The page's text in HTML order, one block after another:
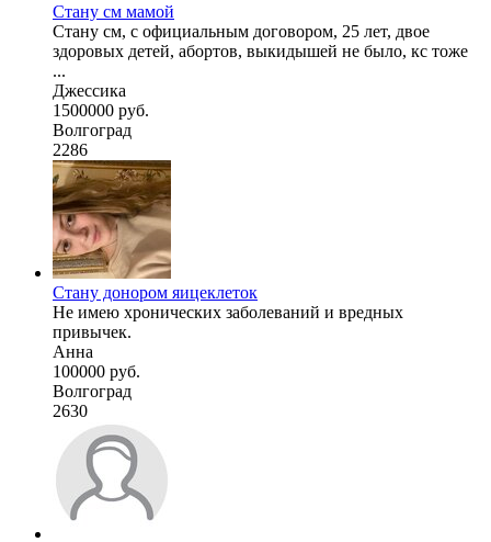
Стану см мамой
Стану см, с официальным договором, 25 лет, двое
здоровых детей, абортов, выкидышей не было, кс тоже
...
Джессика
1500000 руб.
Волгоград
2286
Стану донором яицеклеток
Не имею хронических заболеваний и вредных
привычек.
Анна
100000 руб.
Волгоград
2630